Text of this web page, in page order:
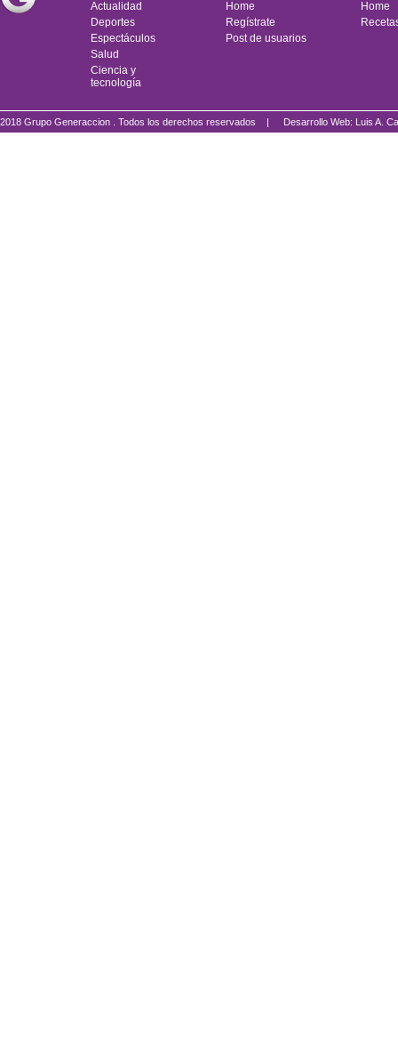
Actualidad
Deportes
Espectáculos
Salud
Ciencia y
tecnología
Home
Regístrate
Post de usuarios
Home
2018 Grupo Generaccion . Todos los derechos reservados | Desarrollo Web: Luis